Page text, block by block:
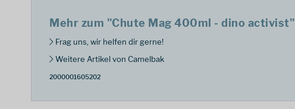
Mehr zum "Chute Mag 400ml - dino activist"
Frag uns, wir helfen dir gerne!
Weitere Artikel von Camelbak
2000001605202